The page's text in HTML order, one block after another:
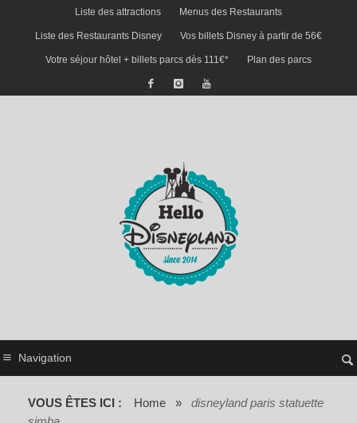
Liste des attractions Menus des Restaurants
Liste des Restaurants Disney Vos billets Disney à partir de 56€
Votre séjour hôtel + billets parcs dès 111€* Plan des parcs
Navigation
VOUS ÊTES ICI : Home »
disneyland paris statuette